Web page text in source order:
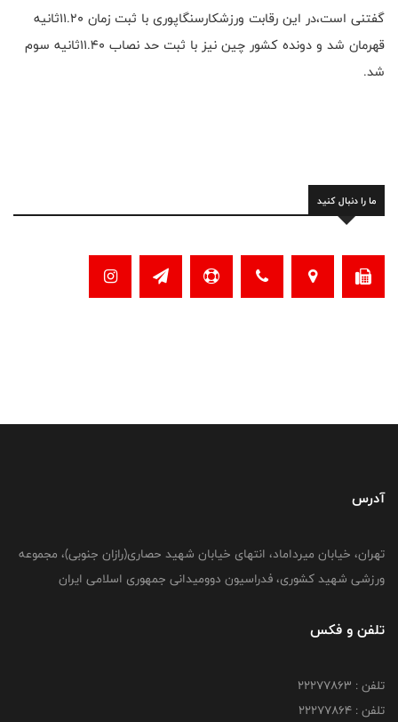
گفتنی است،در این رقابت ورزشکارسنگاپوری با ثبت زمان ۱۱.۲۰ثانیه
قهرمان شد و دونده کشور چین نیز با ثبت حد نصاب ۱۱.۴۰ثانیه سوم
شد.
ما را دنبال کنید
آدرس
تهران، خیابان میرداماد، انتهای خیابان شهید حصاری(رازان جنوبی)، مجموعه
ورزشی شهید کشوری، فدراسیون دوومیدانی جمهوری اسلامی ایران
تلفن و فکس
تلفن : 22277863
تلفن : 22277864